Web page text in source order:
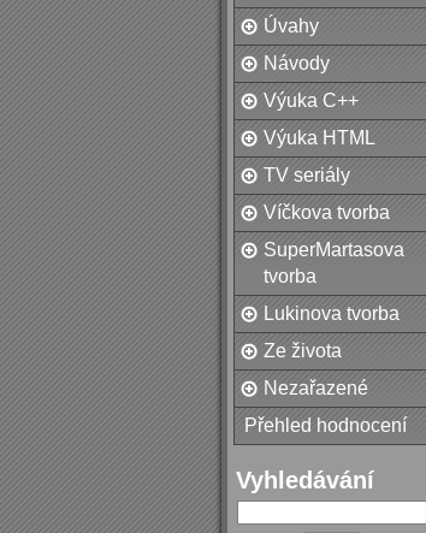
Úvahy
Návody
Výuka C++
Výuka HTML
TV seriály
Víčkova tvorba
SuperMartasova
tvorba
Lukinova tvorba
Ze života
Nezařazené
Přehled hodnocení
Vyhledávání